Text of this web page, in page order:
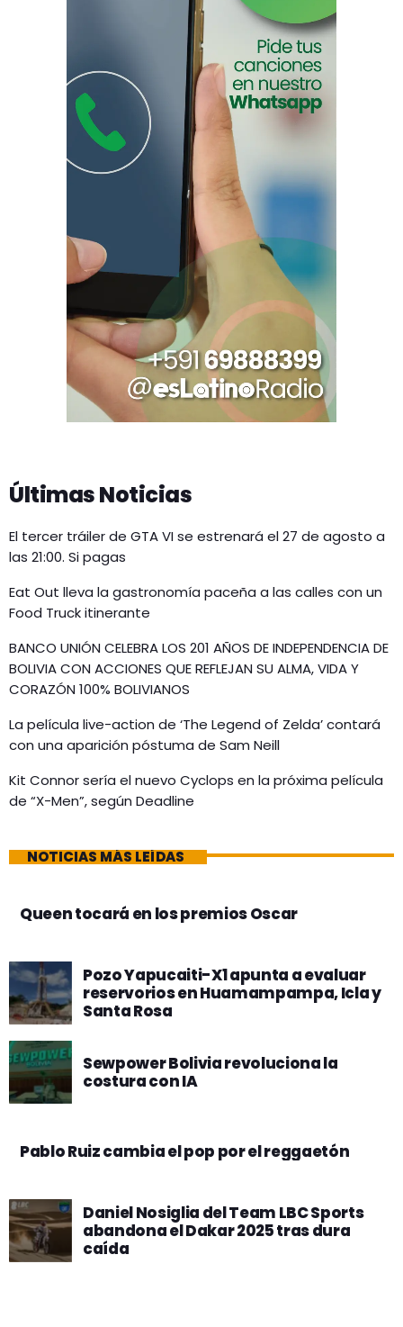
Últimas Noticias
El tercer tráiler de GTA VI se estrenará el 27 de agosto a
las 21:00. Si pagas
Eat Out lleva la gastronomía paceña a las calles con un
Food Truck itinerante
BANCO UNIÓN CELEBRA LOS 201 AÑOS DE INDEPENDENCIA DE
BOLIVIA CON ACCIONES QUE REFLEJAN SU ALMA, VIDA Y
CORAZÓN 100% BOLIVIANOS
La película live-action de ‘The Legend of Zelda’ contará
con una aparición póstuma de Sam Neill
Kit Connor sería el nuevo Cyclops en la próxima película
de “X-Men”, según Deadline
NOTICIAS MÁS LEÍDAS
Queen tocará en los premios Oscar
Pozo Yapucaiti-X1 apunta a evaluar
reservorios en Huamampampa, Icla y
Santa Rosa
Sewpower Bolivia revoluciona la
costura con IA
Pablo Ruiz cambia el pop por el reggaetón
Daniel Nosiglia del Team LBC Sports
abandona el Dakar 2025 tras dura
caída